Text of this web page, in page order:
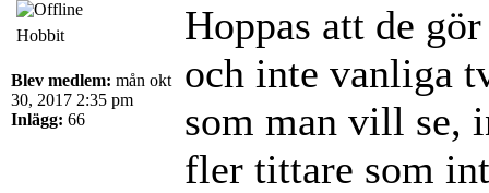
Hobbit
Blev medlem: mån okt
30, 2017 2:35 pm
Inlägg: 66
Hoppas att de
och inte vanliga
som man vill se,
fler tittare som